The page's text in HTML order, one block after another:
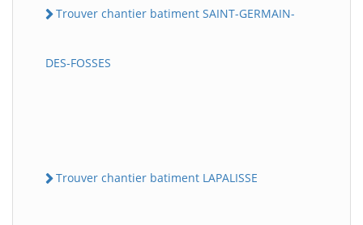
Trouver chantier batiment SAINT-GERMAIN-
DES-FOSSES
Trouver chantier batiment LAPALISSE